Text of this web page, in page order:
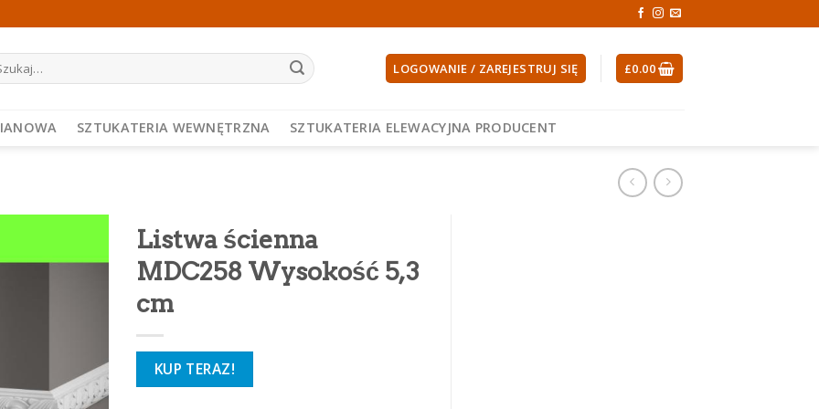
LOGOWANIE / ZAREJESTRUJ SIĘ £0.00
SZTUKATERIA WEWNĘTRZNA SZTUKATERIA ELEWACYJNA PRODUCENT
Listwa ścienna
MDC258 Wysokość 5,3
cm
KUP TERAZ!